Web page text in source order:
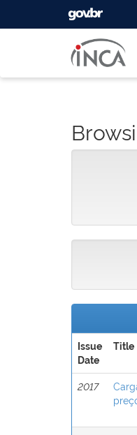
GOVBR
Issue
Date
Title
2017